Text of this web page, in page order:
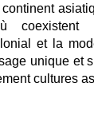
coexistent
et la
unique et
cultures